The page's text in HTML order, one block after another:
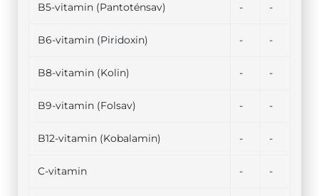
B5-vitamin (Pantoténsav) - -
B6-vitamin (Piridoxin) - -
B8-vitamin (Kolin) - -
B9-vitamin (Folsav) - -
B12-vitamin (Kobalamin) - -
C-vitamin - -